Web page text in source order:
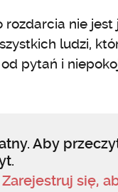
nie
ludzi,
pytań i
Aby
się,